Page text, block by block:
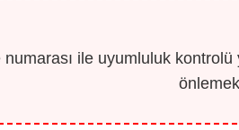
numarası ile uyumluluk